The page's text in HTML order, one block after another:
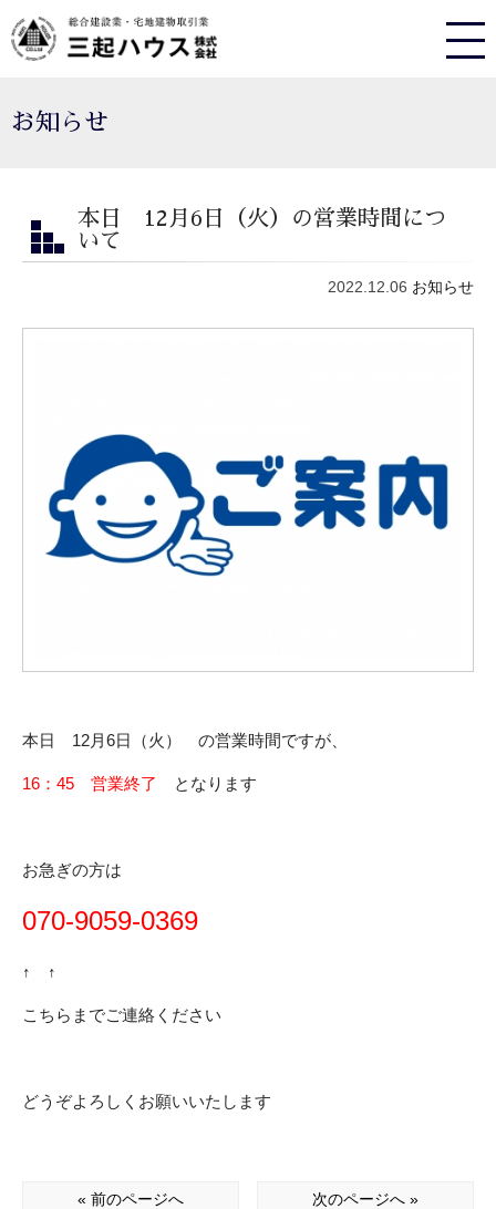
お知らせ
本日 12月6日（火）の営業時間につ
いて
2022.12.06 お知らせ
本日 12月6日（火） の営業時間ですが、
16：45 営業終了 となります
お急ぎの方は
070-9059-0369
↑ ↑
こちらまでご連絡ください
どうぞよろしくお願いいたします
« 前のページへ 次のページへ »